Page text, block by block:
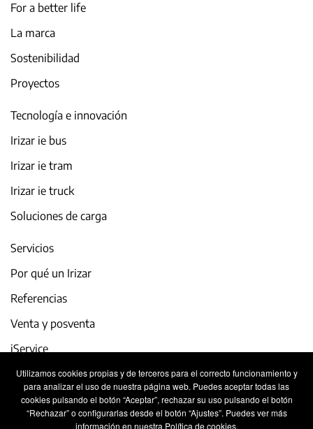
Utilizamos cookies propias y de terceros para el correcto funcionamiento y
para analizar el uso de nuestra página web. Puedes aceptar todas las
cookies pulsando el botón “Aceptar”, rechazar su uso pulsando el botón
“Rechazar” o configurarlas desde el botón “Ajustes”. Puedes ver más
información en nuestra Política de cookies.
For a better life
La marca
Sostenibilidad
Proyectos
Tecnología e innovación
Irizar ie bus
Irizar ie tram
Irizar ie truck
Soluciones de carga
Servicios
Por qué un Irizar
Referencias
Venta y posventa
iService
Actualidad y eventos
Trabaja con nosotros